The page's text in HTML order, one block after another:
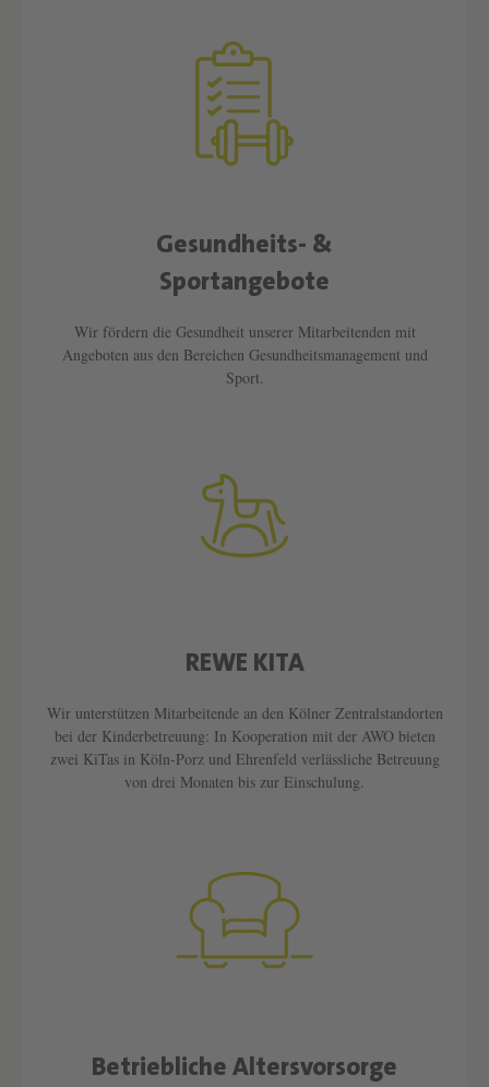
Text überspringenGesundheits- &
Sportangebote
Wir fördern die Gesundheit unserer Mitarbeitenden mit
Angeboten aus den Bereichen Gesundheitsmanagement und
Sport.
REWE KITA
Wir unterstützen Mitarbeitende an den Kölner Zentralstandorten
bei der Kinderbetreuung: In Kooperation mit der AWO bieten
zwei KiTas in Köln-Porz und Ehrenfeld verlässliche Betreuung
von drei Monaten bis zur Einschulung.
Text überspringen
Betriebliche Altersvorsorge